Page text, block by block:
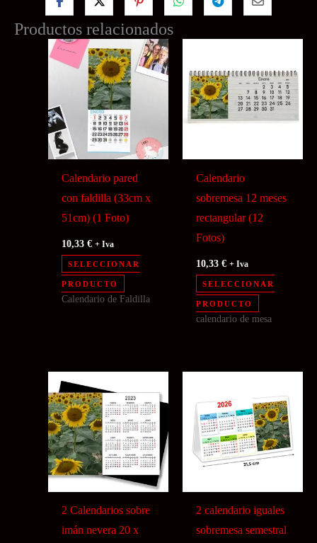
Productos relacionados
Calendario pared
con faldilla (33cm x
51cm) (1 Foto)
10,33€ + Iva
SELECCIONAR
PRODUCTO
Calendario de Faldilla
Calendario
sobremesa 12 meses
rectangular (12
Fotos)
10,33€ + Iva
SELECCIONAR
PRODUCTO
calendario de mesa
2 Calendarios sobre
imán nevera 20 x
2 calendario iguales
sobremesa semestral